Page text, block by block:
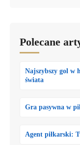
Polecane
Najszybszy gol
świata
Gra pasywna w
Agent piłkarski: